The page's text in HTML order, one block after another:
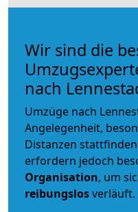
Wir sind die
nach
Umzüge nach
Angelegenheit,
Distanzen
erfordern jedoch
Organisation, um
reibungslosverläuft.